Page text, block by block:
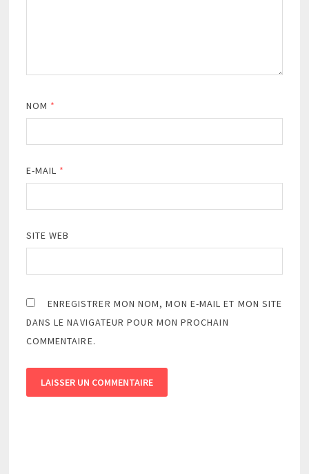
NOM *
E-MAIL *
SITE WEB
ENREGISTRER MON NOM, MON E-MAIL ET MON SITE
DANS LE NAVIGATEUR POUR MON PROCHAIN
COMMENTAIRE.